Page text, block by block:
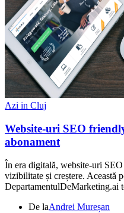
Azi in Cluj
Website-uri SEO
abonament
În era digitală, website-uri
vizibilitate și creștere. Această
DepartamentulDeMarketing.ai
De laAndrei Mureșan